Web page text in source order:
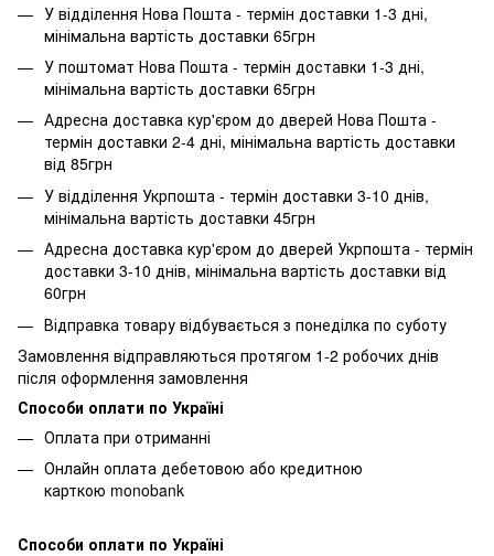
У відділення Нова Пошта - термін доставки 1-3 дні,
мінімальна вартість доставки 65грн
У поштомат Нова Пошта - термін доставки 1-3 дні,
мінімальна вартість доставки 65грн
Адресна доставка кур'єром до дверей Нова Пошта -
термін доставки 2-4 дні, мінімальна вартість доставки
від 85грн
У відділення Укрпошта - термін доставки 3-10 днів,
мінімальна вартість доставки 45грн
Адресна доставка кур'єром до дверей Укрпошта - термін
доставки 3-10 днів, мінімальна вартість доставки від
60грн
Відправка товару відбувається з понеділка по суботу
Замовлення відправляються протягом 1-2 робочих днів
після оформлення замовлення
Способи оплати по Україні
Оплата при отриманні
Онлайн оплата дебетовою або кредитною
карткою monobank
Способи оплати по Україні